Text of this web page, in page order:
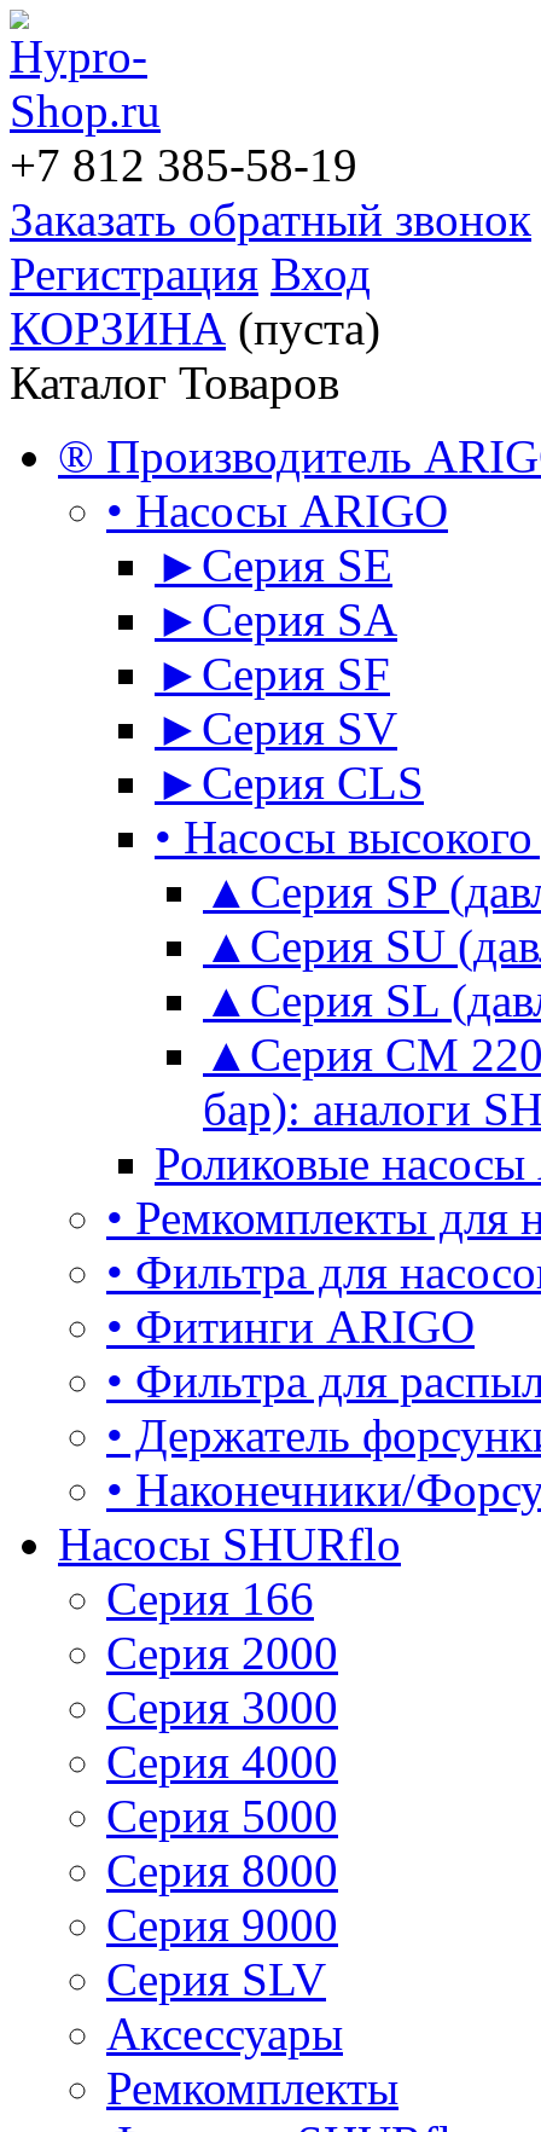
+7 812 385-58-19
Заказать обратный звонок
Регистрация Вход
КОРЗИНА (пуста)
Каталог Товаров
® Производитель
• Насосы ARIGO
►Серия SE
►Серия SА
►Серия SF
►Серия SV
►Серия CLS
• Насосы
▲Серия SP
▲Серия SU
▲Серия SL
▲Серия CM 220
бар): аналоги
Роликовые
• Ремкомплекты для
• Фильтра для
• Фитинги ARIGO
• Фильтра для
• Держатель
• Наконечники/
Насосы SHURflo
Серия 166
Серия 2000
Серия 3000
Серия 4000
Серия 5000
Серия 8000
Серия 9000
Серия SLV
Аксессуары
Ремкомплекты